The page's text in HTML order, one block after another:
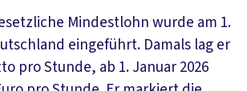
Mindestlohn wurde am 1.
eingeführt. Damals lag er
pro Stunde, ab 1. Januar 2026